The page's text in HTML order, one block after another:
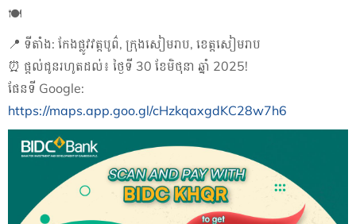
🍽
📍 ទីតាំង: កែងផ្លូវវត្តបូព៌, ក្រុងសៀមរាប, ខេត្តសៀមរាប
⏰ ផ្តល់ជូនរហូតដល់៖ ថ្ងៃទី 30 ខែមិថុនា ឆ្នាំ 2025!
ផែនទី Google:
https://maps.app.goo.gl/cHzkqaxgdKC28w7h6